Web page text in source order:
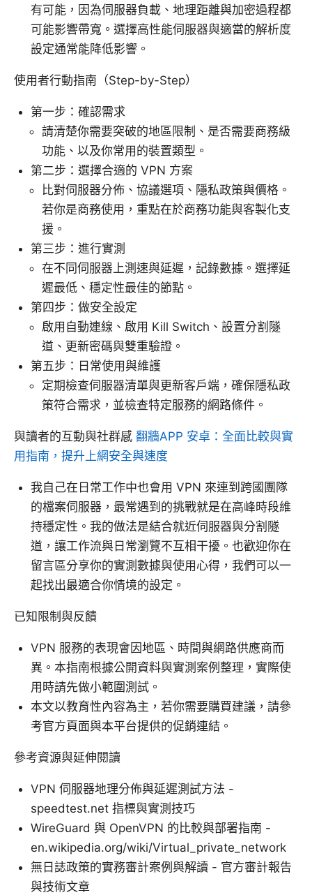
有可能，因為伺服器負載、地理距離與加密過程都
可能影響帶寬。選擇高性能伺服器與適當的解析度
設定通常能降低影響。
使用者行動指南（Step-by-Step）
第一步：確認需求
請清楚你需要突破的地區限制、是否需要商務級
功能、以及你常用的裝置類型。
第二步：選擇合適的 VPN 方案
比對伺服器分佈、協議選項、隱私政策與價格。
若你是商務使用，重點在於商務功能與客製化支
援。
第三步：進行實測
在不同伺服器上測速與延遲，記錄數據。選擇延
遲最低、穩定性最佳的節點。
第四步：做安全設定
啟用自動連線、啟用 Kill Switch、設置分割隧
道、更新密碼與雙重驗證。
第五步：日常使用與維護
定期檢查伺服器清單與更新客戶端，確保隱私政
策符合需求，並檢查特定服務的網路條件。
與讀者的互動與社群感 翻牆APP 安卓：全面比較與實
用指南，提升上網安全與速度
我自己在日常工作中也會用 VPN 來連到跨國團隊
的檔案伺服器，最常遇到的挑戰就是在高峰時段維
持穩定性。我的做法是結合就近伺服器與分割隧
道，讓工作流與日常瀏覽不互相干擾。也歡迎你在
留言區分享你的實測數據與使用心得，我們可以一
起找出最適合你情境的設定。
已知限制與反饋
VPN 服務的表現會因地區、時間與網路供應商而
異。本指南根據公開資料與實測案例整理，實際使
用時請先做小範圍測試。
本文以教育性內容為主，若你需要購買建議，請參
考官方頁面與本平台提供的促銷連結。
參考資源與延伸閱讀
VPN 伺服器地理分佈與延遲測試方法 -
speedtest.net 指標與實測技巧
WireGuard 與 OpenVPN 的比較與部署指南 -
en.wikipedia.org/wiki/Virtual_private_network
無日誌政策的實務審計案例與解讀 - 官方審計報告
與技術文章